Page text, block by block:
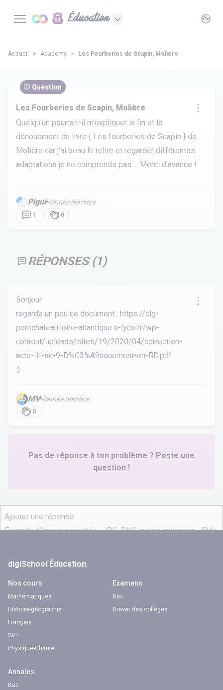
Éducation
Accueil Academy Les Fourberies de Scapin, Molière
Question
Les Fourberies de Scapin, Molière
Quelqu'un pourrait-il m'expliquer la fin et le
dénouement du livre { Les fourberies de Scapin } de
Molière car j'ai beau le relire et regarder différentes
adaptations je ne comprends pas ... Merci d'avance !
Pigui•l’année dernière
1 0
RÉPONSES (1)
Bonjour
regarde un peu ce document : https://clg-
pontchateau.loire-atlantique.e-lyco.fr/wp-
content/uploads/sites/19/2020/04/correction-
acte-III-sc-9-D%C3%A9nouement-en-BD.pdf
:)
MV•l’année dernière
0
Pas de réponse à ton problème ? Poste une
question !
digiSchool Éducation
Nos cours
Mathématiques
Histoire-géographie
Français
SVT
Physique-Chimie
Examens
Bac
Brevet des collèges
Annales
Bac